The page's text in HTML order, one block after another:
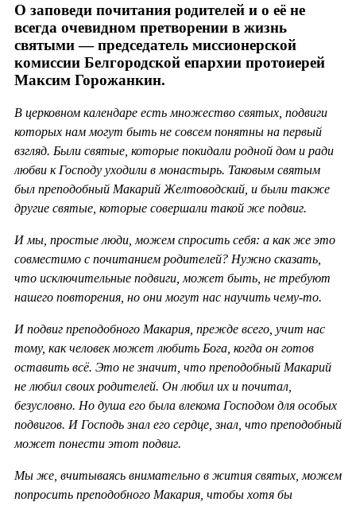
О заповеди почитания родителей и о её не
всегда очевидном претворении в жизнь
святыми — председатель миссионерской
комиссии Белгородской епархии протоиерей
Максим Горожанкин.
В церковном календаре есть множество святых, подвиги
которых нам могут быть не совсем понятны на первый
взгляд. Были святые, которые покидали родной дом и ради
любви к Господу уходили в монастырь. Таковым святым
был преподобный Макарий Желтоводский, и были также
другие святые, которые совершали такой же подвиг.
И мы, простые люди, можем спросить себя: а как же это
совместимо с почитанием родителей? Нужно сказать,
что исключительные подвиги, может быть, не требуют
нашего повторения, но они могут нас научить чему-то.
И подвиг преподобного Макария, прежде всего, учит нас
тому, как человек может любить Бога, когда он готов
оставить всё. Это не значит, что преподобный Макарий
не любил своих родителей. Он любил их и почитал,
безусловно. Но душа его была влекома Господом для особых
подвигов. И Господь знал его сердце, знал, что преподобный
может понести этот подвиг.
Мы же, вчитываясь внимательно в жития святых, можем
попросить преподобного Макария, чтобы хотя бы